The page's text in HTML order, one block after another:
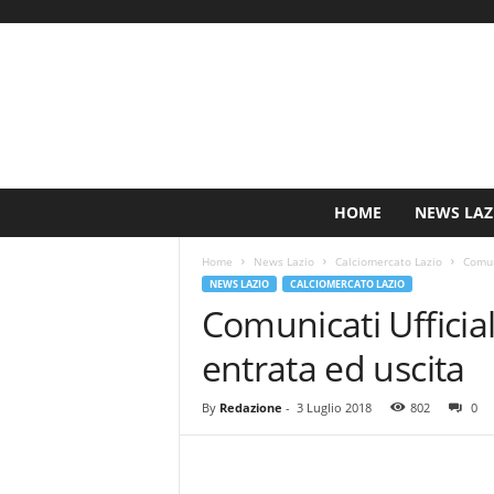
HOME NEWS
Home News Lazio Calciomercato Lazio
NEWS LAZIO CALCIOMERCATO LAZIO
Comunicati
entrata ed uscita
By Redazione - 3 Luglio 2018 802 0